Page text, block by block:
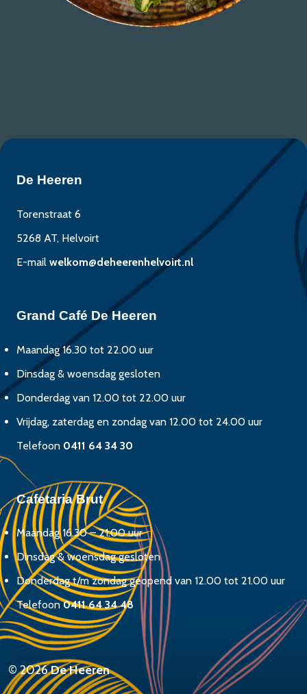
De Heeren
Torenstraat 6
5268 AT, Helvoirt
E-mail welkom@deheerenhelvoirt.nl
Grand Café De Heeren
Maandag 16.30 tot 22.00 uur
Dinsdag & woensdag gesloten
Donderdag van 12.00 tot 22.00 uur
Vrijdag, zaterdag en zondag van 12.00 tot 24.00 uur
Telefoon 0411 64 34 30
Cafetaria Brut
Maandag 16.30 – 21.00 uur
Dinsdag & woensdag gesloten
Donderdag t/m zondag geopend van 12.00 tot 21.00 uur
Telefoon0411 64 34 48
© 2026De Heeren